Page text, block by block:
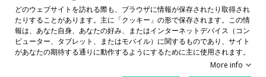
すべての価格には付加価値税が含まれています · 付加価値税番号
FR36509778270 · 無断転載を禁じます ©️2023 ブラジリアン ビキニ ショ
ップ
Site protected by reCAPTCHA.Privacy-Terms
プライバシーをコントロール
どのウェブサイトを訪れる際も、ブラウザに情報が保存されたり取得され
たりすることがあります。主に「クッキー」の形で保存されます。この情
報は、あなた自身、あなたの好み、またはインターネットデバイス（コン
ピューター、タブレット、またはモバイル）に関するものであり、サイト
があなたの期待する通りに動作するようにするために主に使用されます。
More info